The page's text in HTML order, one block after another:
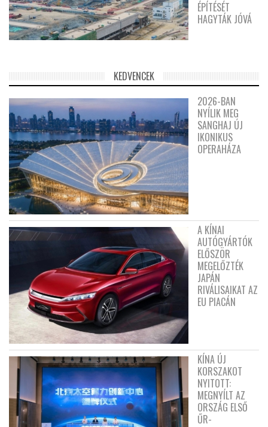
ÉPÍTÉSÉT
HAGYTÁK JÓVÁ
KEDVENCEK
2026-BAN
NYÍLIK MEG
SANGHAJ ÚJ
IKONIKUS
OPERAHÁZA
A KÍNAI
AUTÓGYÁRTÓK
ELŐSZÖR
MEGELŐZTÉK
JAPÁN
RIVÁLISAIKAT AZ
EU PIACÁN
KÍNA ÚJ
KORSZAKOT
NYITOTT:
MEGNYÍLT AZ
ORSZÁG ELSŐ
ŰR-